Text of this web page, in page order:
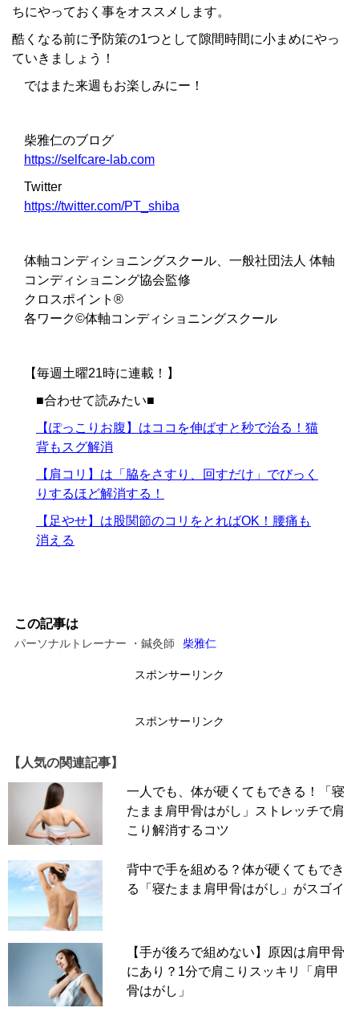
ちにやっておく事をオススメします。
酷くなる前に予防策の1つとして隙間時間に小まめにやっ
ていきましょう！
ではまた来週もお楽しみにー！
柴雅仁のブログ
https://selfcare-lab.com
Twitter
https://twitter.com/PT_shiba
体軸コンディショニングスクール、一般社団法人 体軸
コンディショニング協会監修
クロスポイント ®︎
各ワーク©体軸コンディショニングスクール
【毎週土曜21時に連載！】
■合わせて読みたい■
【ぽっこりお腹】はココを伸ばすと秒で治る！猫
背もスグ解消
【肩コリ】は「脇をさすり、回すだけ」でびっく
りするほど解消する！
【足やせ】は股関節のコリをとればOK！腰痛も
消える
この記事は
パーソナルトレーナー ・鍼灸師 柴雅仁
スポンサーリンク
スポンサーリンク
【人気の関連記事】
一人でも、体が硬くてもできる！「寝
たまま肩甲骨はがし」ストレッチで肩
こり解消するコツ
背中で手を組める？体が硬くてもでき
る「寝たまま肩甲骨はがし」がスゴイ
【手が後ろで組めない】原因は肩甲骨
にあり？1分で肩こりスッキリ「肩甲
骨はがし」